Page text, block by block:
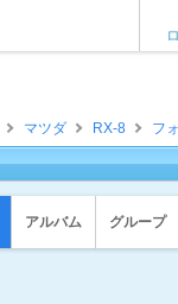
マツダ RX-8 フ
アルバム グループ